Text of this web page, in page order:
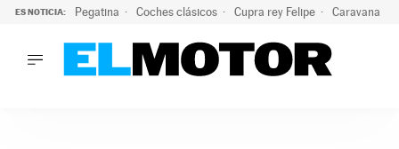
ES NOTICIA: Pegatina Coches clásicos Cupra rey Felipe Caravana